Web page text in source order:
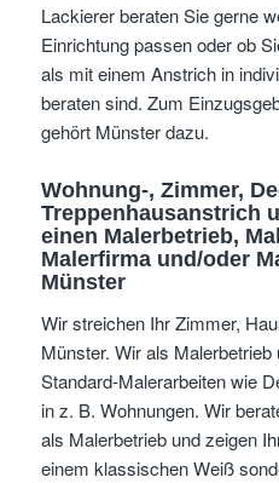
Lackierer beraten Sie gerne
Einrichtung passen oder ob
als mit einem Anstrich in
beraten sind. Zum
gehört Münster dazu.
Wohnung-, Zimmer,
Treppenhausanstrich
einen Malerbetrieb,
Malerfirma und/oder
Münster
Wir streichen Ihr Zimmer,
Münster. Wir als
Standard-Malerarbeiten wie
in z. B. Wohnungen. Wir
als Malerbetrieb und zeigen
einem klassischen Weiß